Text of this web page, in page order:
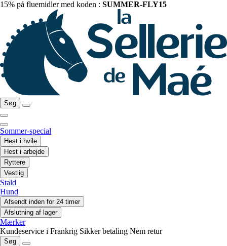
15% på fluemidler med koden : SUMMER-FLY15
Søg
Sommer-special
Hest i hvile
Hest i arbejde
Ryttere
Vestlig
Stald
Hund
Afsendt inden for 24 timer
Afslutning af lager
Mærker
Kundeservice i Frankrig Sikker betaling Nem retur
Søg